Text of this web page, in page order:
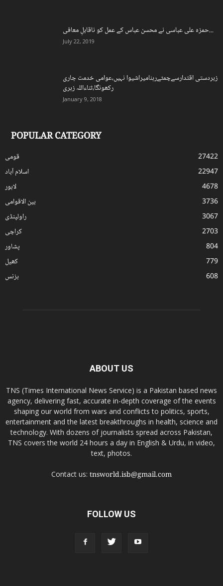
حمزہ علی عباسی نے محسن عباس کے عمل کو ناقابلِ معافی...
July 22, 2019
زبردستی اقتدارسےچمٹےرہنامیراشیوا نہیں،عوامی خدمت جاری
رکھونگا،ثناءاللہ زہری
January 9, 2018
POPULAR CATEGORY
قومی
27422
اسلام آباد
22947
لاہور
4678
بین الاقوامی
3736
راولپنڈی
3067
کراچی
2703
پشاور
804
کھیل
779
بزنس
608
ABOUT US
TNS (Times International News Service) is a Pakistan based news
agency, delivering fast, accurate in-depth coverage of the events
shaping our world from wars and conflicts to politics, sports,
entertainment and the latest breakthroughs in health, science and
technology. With dozens of journalists spread across Pakistan,
TNS covers the world 24 hours a day in English & Urdu, in video,
text, photos.
Contact us: tnsworld.isb@gmail.com
FOLLOW US